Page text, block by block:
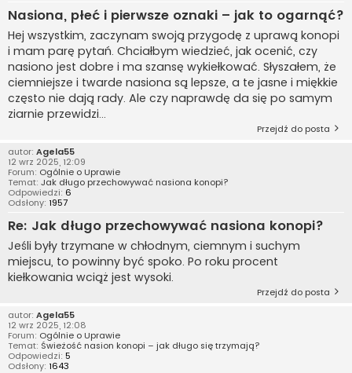
Nasiona, płeć i pierwsze oznaki – jak to ogarnąć?
Hej wszystkim, zaczynam swoją przygodę z uprawą konopi
i mam parę pytań. Chciałbym wiedzieć, jak ocenić, czy
nasiono jest dobre i ma szansę wykiełkować. Słyszałem, że
ciemniejsze i twarde nasiona są lepsze, a te jasne i miękkie
często nie dają rady. Ale czy naprawdę da się po samym
ziarnie przewidzi...
Przejdź do posta
autor: Agela55
12 wrz 2025, 12:09
Forum: Ogólnie o Uprawie
Temat: Jak długo przechowywać nasiona konopi?
Odpowiedzi: 6
Odsłony: 1957
Re: Jak długo przechowywać nasiona konopi?
Jeśli były trzymane w chłodnym, ciemnym i suchym
miejscu, to powinny być spoko. Po roku procent
kiełkowania wciąż jest wysoki.
Przejdź do posta
autor: Agela55
12 wrz 2025, 12:08
Forum: Ogólnie o Uprawie
Temat: Świeżość nasion konopi – jak długo się trzymają?
Odpowiedzi: 5
Odsłony: 1643